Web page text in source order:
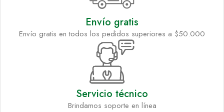
Envío gratis
Envío gratis en todos los pedidos superiores a $50.000
Servicio técnico
Brindamos soporte en línea